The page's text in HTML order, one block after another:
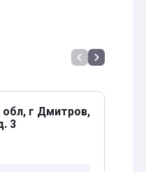
обл, г Дмитров,
3